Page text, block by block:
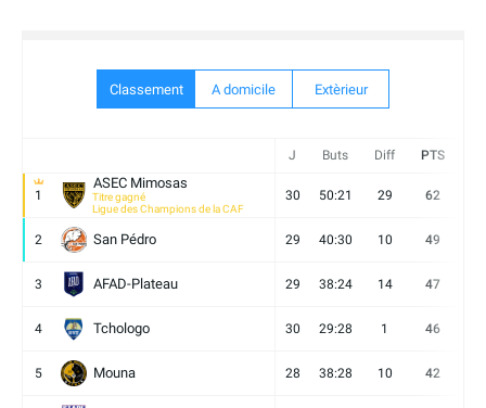
Classement A domicile Extèrieur
J Buts Diff PTS
1
ASEC Mimosas
Titre gagné
Ligue des Champions de la CAF
30 50:21 29 62
2 San Pédro 29 40:30 10 49
3 AFAD-Plateau 29 38:24 14 47
4 Tchologo 30 29:28 1 46
5 Mouna 28 38:28 10 42